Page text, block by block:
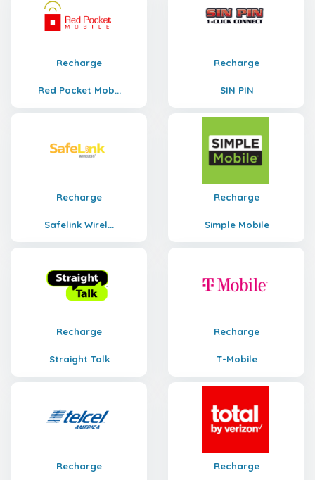
Recharge
Red Pocket Mob...
Recharge
SIN PIN
Recharge
Safelink Wirel...
Recharge
Simple Mobile
Recharge
Straight Talk
Recharge
T-Mobile
Recharge Recharge